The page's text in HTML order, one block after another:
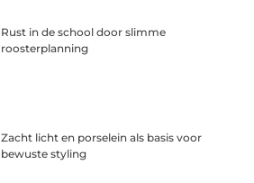
Rust in de school door slimme
roosterplanning
Zacht licht en porselein als basis voor
bewuste styling